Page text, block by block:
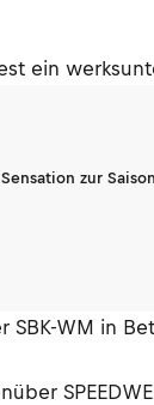
ein
zur
WM in